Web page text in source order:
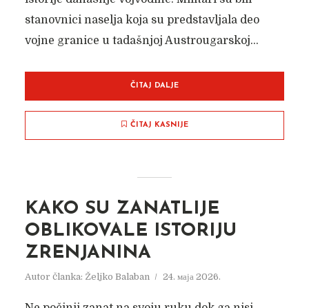
stanovnici naselja koja su predstavljala deo
vojne granice u tadašnjoj Austrougarskoj...
ČITAJ DALJE
ČITAJ KASNIJE
KAKO SU ZANATLIJE
OBLIKOVALE ISTORIJU
ZRENJANINA
Autor članka: Željko Balaban 24. маја 2026.